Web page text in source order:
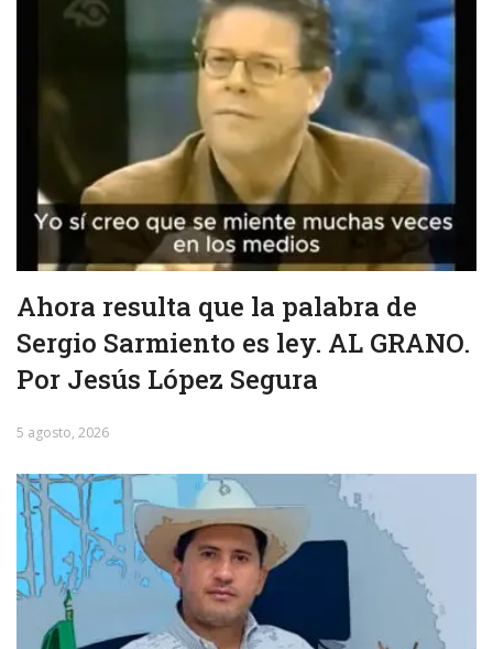
Ahora resulta que la palabra de
Sergio Sarmiento es ley. AL GRANO.
Por Jesús López Segura
5 agosto, 2026